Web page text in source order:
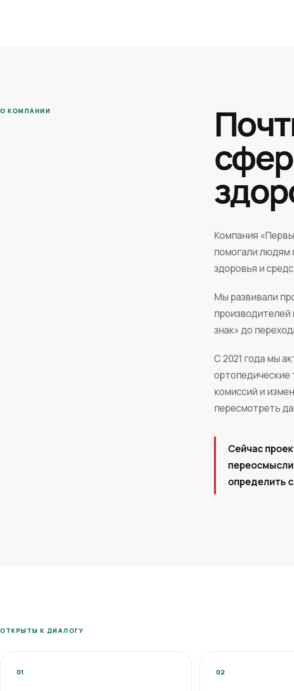
О КОМПАНИИ
Компания
помогали людям
здоровья и
Мы развивали
знак» до
С 2021 года мы
комиссий и
пересмотреть
Сейчас
определить
ОТКРЫТЫ К ДИАЛОГУ
01 02